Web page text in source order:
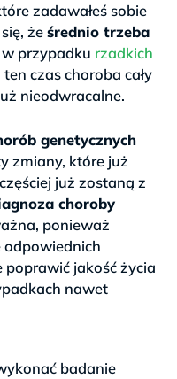
zadawałeś sobie
żeśrednio trzeba
w przypadku rzadkich
ten czas choroba cały
nieodwracalne.
genetycznych
zmiany, które już
już zostaną z
choroby
ponieważ
odpowiednich
poprawić jakość życia
nawet
badanie